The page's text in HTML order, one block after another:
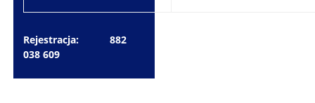
Rejestracja: 882
038 609